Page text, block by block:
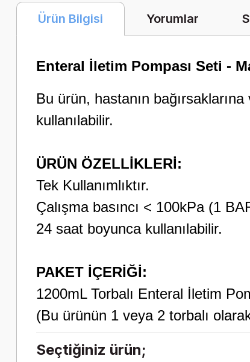
Ürün Bilgisi Yorumlar
Enteral İletim Pompası Seti -
Bu ürün, hastanın
kullanılabilir.
ÜRÜN ÖZELLİKLERİ:
Tek Kullanımlıktır.
Çalışma basıncı < 100kPa (1
24 saat boyunca kullanılabilir.
PAKET İÇERİĞİ:
1200mL Torbalı Enteral İletim
(Bu ürünün 1 veya 2 torbalı
Seçtiğiniz ürün;